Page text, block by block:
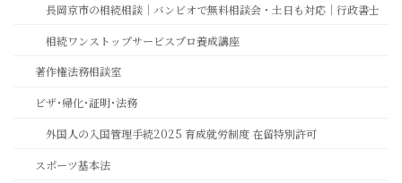
長岡京市の相続相談｜バンビオで無料相談会・土日も対応｜行政書士
相続ワンストップサービスプロ養成講座
著作権法務相談室
ビザ･帰化･証明･法務
外国人の入国管理手続2025 育成就労制度 在留特別許可
スポーツ基本法